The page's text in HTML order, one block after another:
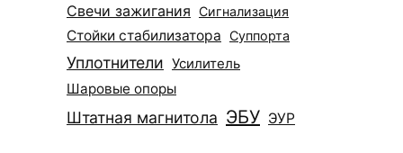
Свечи зажигания Сигнализация
Стойки стабилизатора Суппорта
Уплотнители Усилитель
Шаровые опоры
Штатная магнитола ЭБУ ЭУР